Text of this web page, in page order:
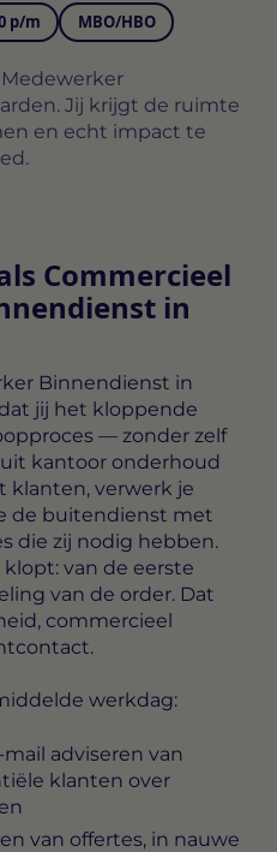
p/m MBO/HBO
Jij krijgt de ruimte
en echt impact te
Commercieel
in
Binnendienst in
jij het kloppende
— zonder zelf
kantoor onderhoud
klanten, verwerk je
de buitendienst met
die zij nodig hebben.
van de eerste
van de order. Dat
commercieel
werkdag:
adviseren van
klanten over
van offertes, in nauwe